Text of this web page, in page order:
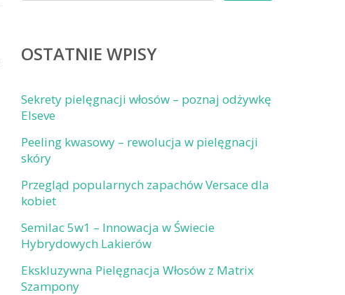
OSTATNIE WPISY
Sekrety pielęgnacji włosów – poznaj odżywkę
Elseve
Peeling kwasowy – rewolucja w pielęgnacji
skóry
Przegląd popularnych zapachów Versace dla
kobiet
Semilac 5w1 – Innowacja w Świecie
Hybrydowych Lakierów
Ekskluzywna Pielęgnacja Włosów z Matrix
Szampony